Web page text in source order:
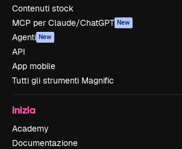
Contenuti stock
MCP per Claude/ChatGPT New
Agenti New
API
App mobile
Tutti gli strumenti Magnific
Inizia
Academy
Documentazione